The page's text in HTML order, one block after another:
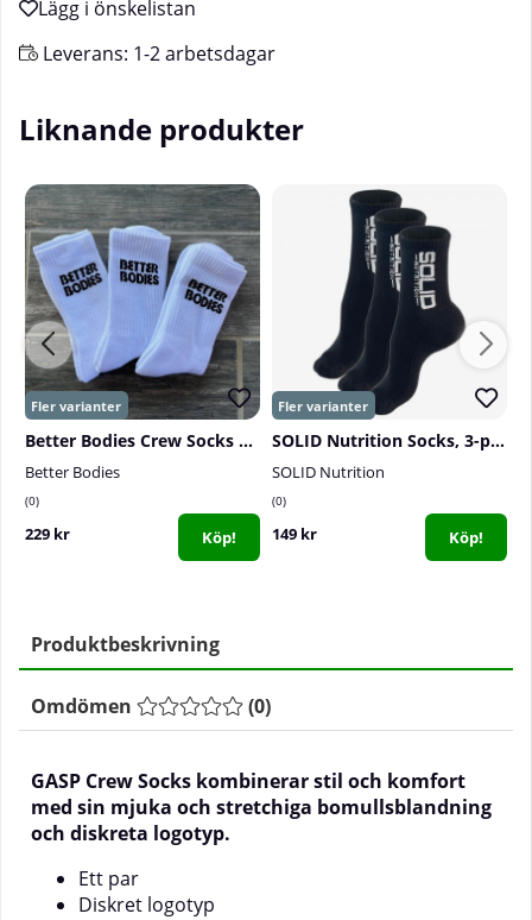
Leverans: 1-2 arbetsdagar
Liknande produkter
Better Bodies Crew Socks 3-pack, White
Better Bodies
0
229 kr Köp!
SOLID Nutrition Socks, 3-pack, Black
SOLID Nutrition
0
149 kr Köp!
Produktbeskrivning
Omdömen (0)
GASP Crew Socks kombinerar stil och komfort
med sin mjuka och stretchiga bomullsblandning
och diskreta logotyp.
Ett par
Diskret logotyp